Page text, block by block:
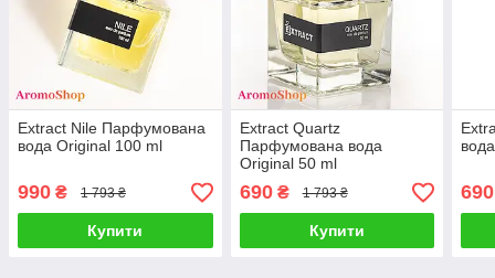
Extract Nile Парфумована
вода Original 100 ml
990 ₴ 1 793 ₴
Купити
Extract Quartz
Парфумована вода
Original 50 ml
690₴ 1 793 ₴
Купити
690